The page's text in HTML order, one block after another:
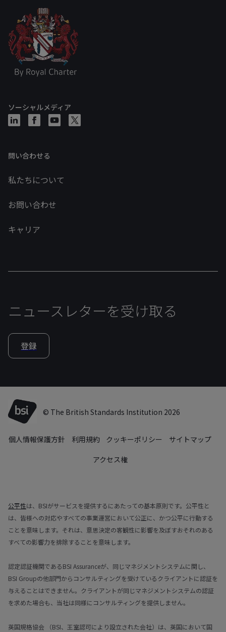
ソーシャルメディア
問い合わせる
私たちについて
お問い合わせ
キャリア
ニュースレターを受け取る
登録
© The British Standards Institution 2026
個人情報保護方針 利用規約 クッキーポリシー
サイトマップ
アクセス権
公平性は、BSIがサービスを提供するにあたっての基本原則です。公平性と
は、皆様への対応やすべての事業運営において公正に、かつ公平に行動する
ことを意味します。それは、意思決定の客観性に影響を及ぼすおそれのある
すべての影響力を排除することを意味します。
認定認証機関であるBSI Assuranceが、同じマネジメントシステムに関し、
BSI Groupの他部門からコンサルティングを受けているクライアントに認証を
与えることはできません。クライアントが同じマネジメントシステムの認証
を求めた場合も、当社は同様にコンサルティングを提供しません。
英国規格協会 （BSI、王室認可により設立された会社）は、英国において国